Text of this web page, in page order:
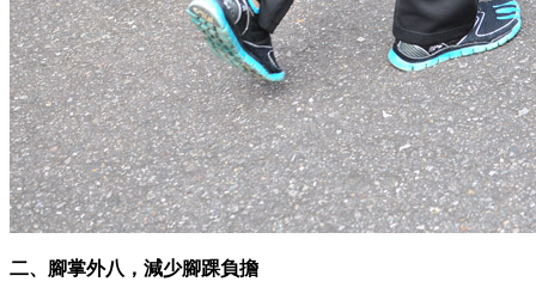
二、腳掌外八，減少腳踝負擔